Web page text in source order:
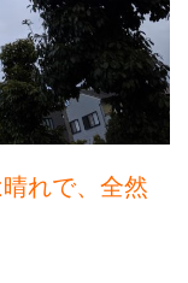
れで、全然